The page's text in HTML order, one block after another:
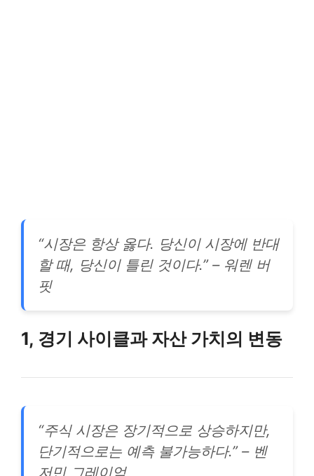
“시장은 항상 옳다. 당신이 시장에 반대
할 때, 당신이 틀린 것이다.” – 워렌 버
핏
1, 경기 사이클과 자산 가치의 변동
“주식 시장은 장기적으로 상승하지만,
단기적으로는 예측 불가능하다.” – 벤
저민 그레이엄